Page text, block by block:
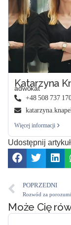
Katarzyna
adwokat
+48 508 737
Więcej informacji
Udostępnij
POPRZEDNI
Może Cię